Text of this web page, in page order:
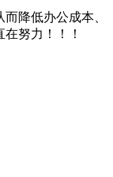
降低办公成本、
努力！！！